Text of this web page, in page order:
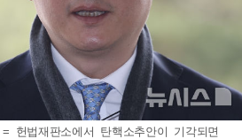
헌법재판소에서 탄핵소추안이 기각되면